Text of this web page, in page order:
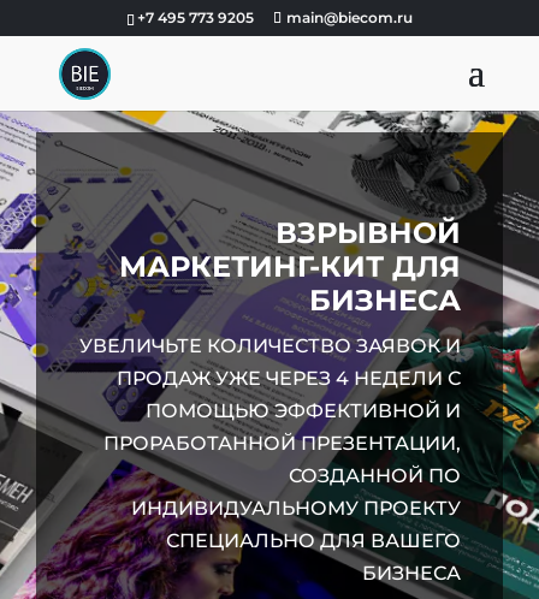
+7 495 773 9205 main@biecom.ru
ВЗРЫВНОЙ
МАРКЕТИНГ-КИТ ДЛЯ
БИЗНЕСА
УВЕЛИЧЬТЕ КОЛИЧЕСТВО ЗАЯВОК И
ПРОДАЖ УЖЕ ЧЕРЕЗ 4 НЕДЕЛИ С
ПОМОЩЬЮ ЭФФЕКТИВНОЙ И
ПРОРАБОТАННОЙ ПРЕЗЕНТАЦИИ,
СОЗДАННОЙ ПО
ИНДИВИДУАЛЬНОМУ ПРОЕКТУ
СПЕЦИАЛЬНО ДЛЯ ВАШЕГО
БИЗНЕСА